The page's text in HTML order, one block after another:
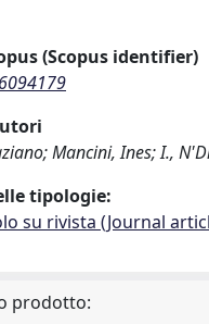
(Scopus identifier)
Mancini, Ines; I.,
tipologie:
su rivista (Journal
prodotto: